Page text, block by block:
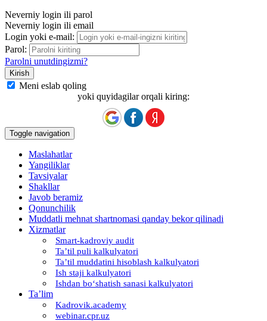
Neverniy login ili parol
Neverniy login ili email
Login yoki e-mail:
Parol:
Parolni unutdingizmi?
Meni eslab qoling
yoki quyidagilar orqali kiring:
Toggle navigation
Maslahatlar
Yangiliklar
Tavsiyalar
Shakllar
Javob beramiz
Qonunchilik
Muddatli mehnat shartnomasi qanday bekor qilinadi
Xizmatlar
Smart-kadroviy audit
Ta’til puli kalkulyatori
Ta’til muddatini hisoblash kalkulyatori
Ish staji kalkulyatori
Ishdan boʻshatish sanasi kalkulyatori
Ta’lim
Kadrovik.academy
webinar.cpr.uz